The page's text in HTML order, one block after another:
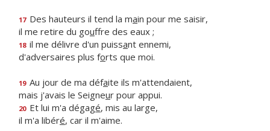
17 Des hauteurs il tend la main pour me saisir,
il me retire du gouffre des eaux ;
18 il me délivre d'un puissant ennemi,
d'adversaires plus forts que moi.
19 Au jour de ma défaite ils m'attendaient,
mais j'avais le Seigneur pour appui.
20 Et lui m'a dégagé, mis au large,
il m'a libéré, car il m'aime.